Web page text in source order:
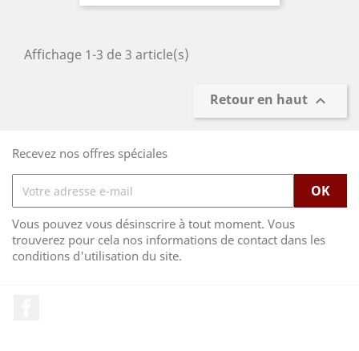
Affichage 1-3 de 3 article(s)
Retour en haut 
Recevez nos offres spéciales
Vous pouvez vous désinscrire à tout moment. Vous
trouverez pour cela nos informations de contact dans les
conditions d'utilisation du site.